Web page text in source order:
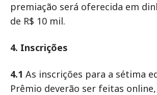
premiação será oferecida em
de R$ 10 mil.
4. Inscrições
4.1 As inscrições para a sétima
Prêmio deverão ser feitas